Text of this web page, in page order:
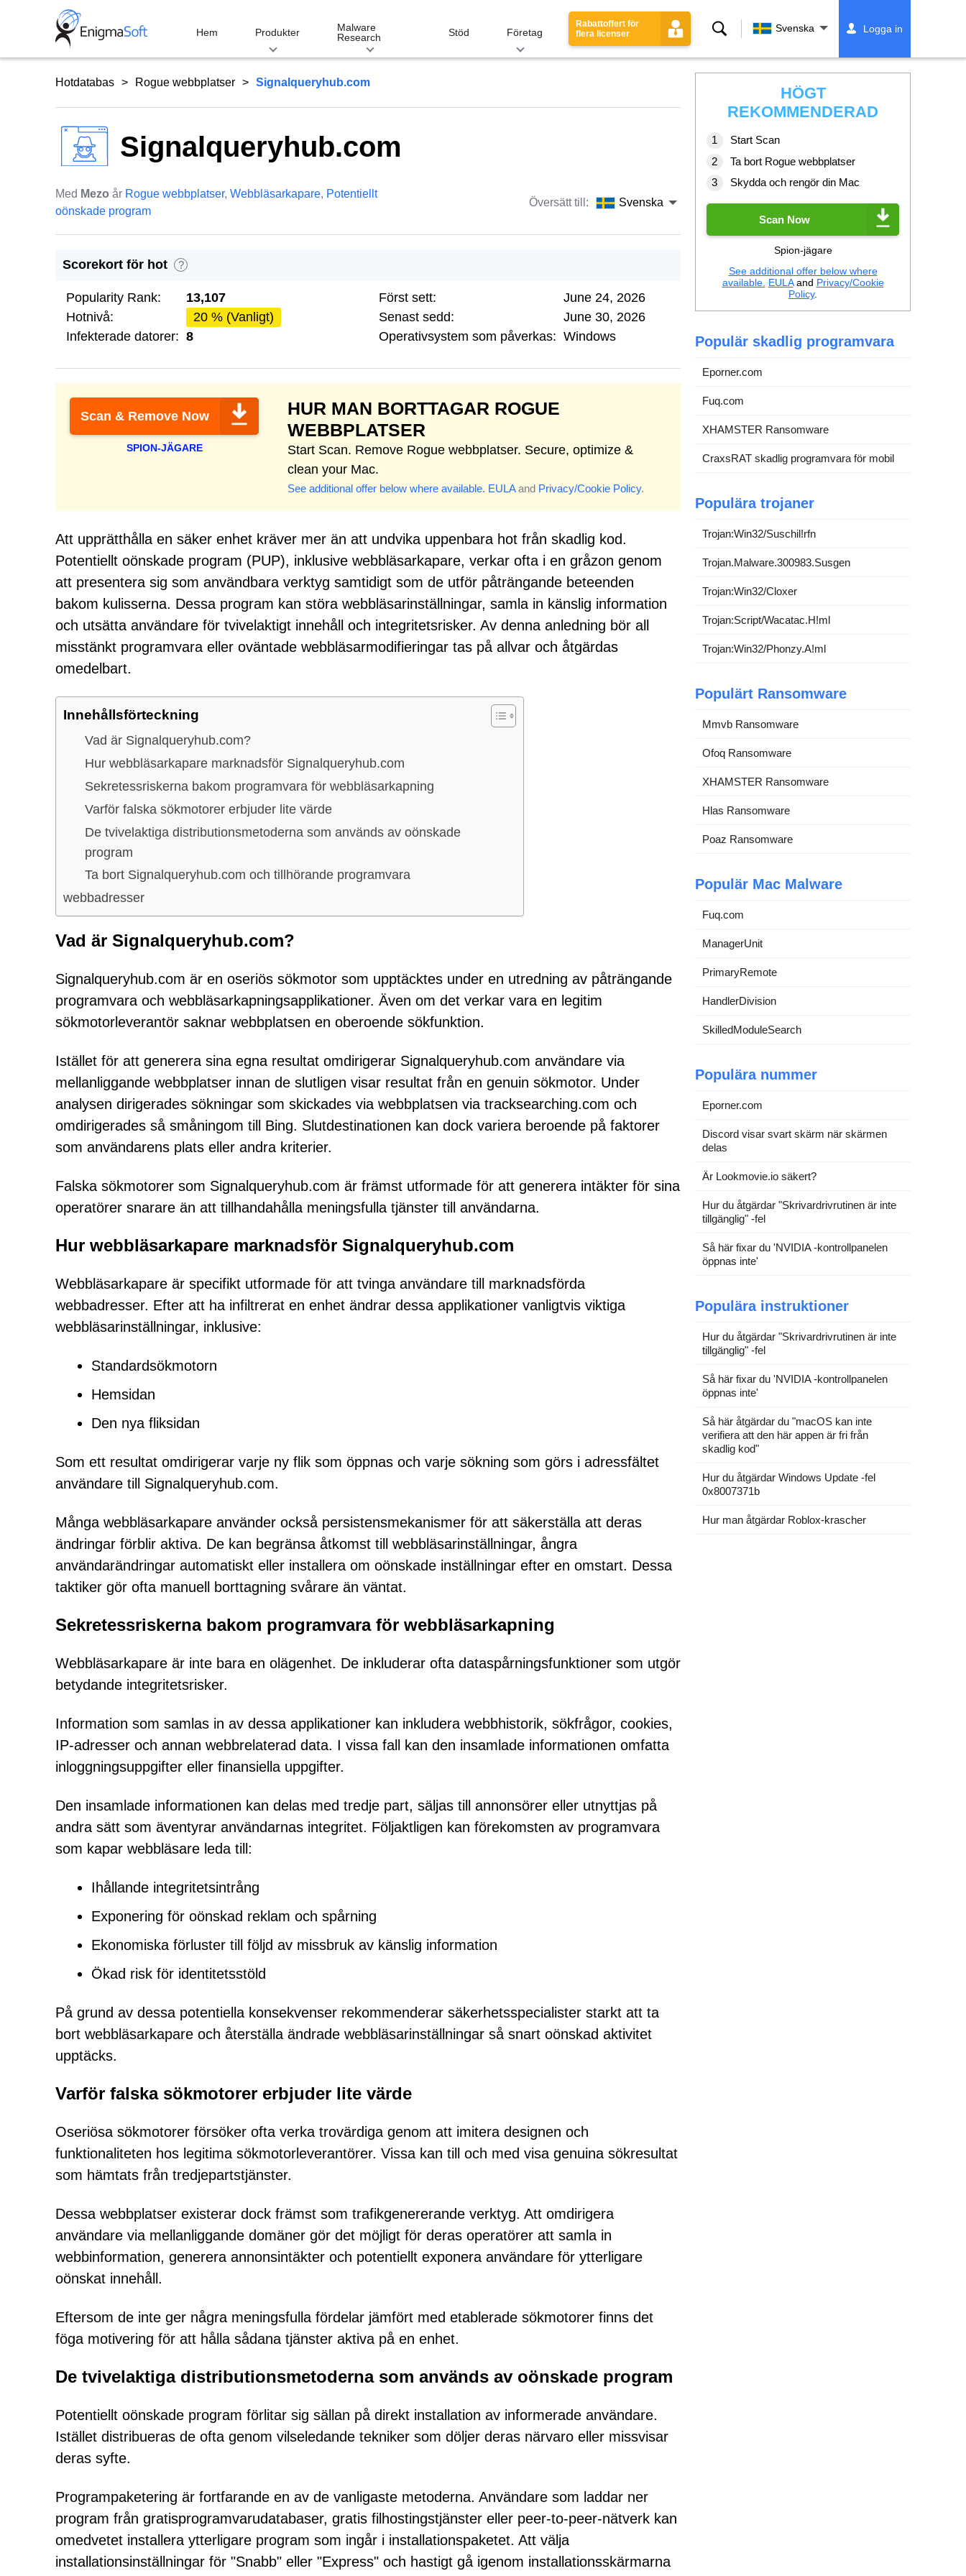
Hem Produkter
Malware
Research
Stöd Företag
Rabattoffert för
flera licenser
Sök Svenska Logga in
Hotdatabas Rogue webbplatser Signalqueryhub.com
Signalqueryhub.com
Med Mezo år Rogue webbplatser, Webbläsarkapare, Potentiellt
oönskade program
Översätt till: Svenska
Scorekort för hot ?
Popularity Rank:
13,107
Hotnivå:
20 % (Vanligt)
Infekterade datorer: 8
Först sett:
June 24, 2026
Senast sedd:
June 30, 2026
Operativsystem som påverkas: Windows
Scan & Remove Now
SPION-JÄGARE
HUR MAN BORTTAGAR ROGUE
WEBBPLATSER
Start Scan. Remove Rogue webbplatser. Secure, optimize &
clean your Mac.
See additional offer below where available. EULAand Privacy/Cookie Policy.
Att upprätthålla en säker enhet kräver mer än att undvika uppenbara hot från skadlig kod.
Potentiellt oönskade program (PUP), inklusive webbläsarkapare, verkar ofta i en gråzon genom
att presentera sig som användbara verktyg samtidigt som de utför påträngande beteenden
bakom kulisserna. Dessa program kan störa webbläsarinställningar, samla in känslig information
och utsätta användare för tvivelaktigt innehåll och integritetsrisker. Av denna anledning bör all
misstänkt programvara eller oväntade webbläsarmodifieringar tas på allvar och åtgärdas
omedelbart.
Innehållsförteckning
Vad är Signalqueryhub.com?
Hur webbläsarkapare marknadsför Signalqueryhub.com
Sekretessriskerna bakom programvara för webbläsarkapning
Varför falska sökmotorer erbjuder lite värde
De tvivelaktiga distributionsmetoderna som används av oönskade
program
Ta bort Signalqueryhub.com och tillhörande programvara
webbadresser
Vad är Signalqueryhub.com?
Signalqueryhub.com är en oseriös sökmotor som upptäcktes under en utredning av påträngande
programvara och webbläsarkapningsapplikationer. Även om det verkar vara en legitim
sökmotorleverantör saknar webbplatsen en oberoende sökfunktion.
Istället för att generera sina egna resultat omdirigerar Signalqueryhub.com användare via
mellanliggande webbplatser innan de slutligen visar resultat från en genuin sökmotor. Under
analysen dirigerades sökningar som skickades via webbplatsen via tracksearching.com och
omdirigerades så småningom till Bing. Slutdestinationen kan dock variera beroende på faktorer
som användarens plats eller andra kriterier.
Falska sökmotorer som Signalqueryhub.com är främst utformade för att generera intäkter för sina
operatörer snarare än att tillhandahålla meningsfulla tjänster till användarna.
Hur webbläsarkapare marknadsför Signalqueryhub.com
Webbläsarkapare är specifikt utformade för att tvinga användare till marknadsförda
webbadresser. Efter att ha infiltrerat en enhet ändrar dessa applikationer vanligtvis viktiga
webbläsarinställningar, inklusive:
Standardsökmotorn
Hemsidan
Den nya fliksidan
Som ett resultat omdirigerar varje ny flik som öppnas och varje sökning som görs i adressfältet
användare till Signalqueryhub.com.
Många webbläsarkapare använder också persistensmekanismer för att säkerställa att deras
ändringar förblir aktiva. De kan begränsa åtkomst till webbläsarinställningar, ångra
användarändringar automatiskt eller installera om oönskade inställningar efter en omstart. Dessa
taktiker gör ofta manuell borttagning svårare än väntat.
Sekretessriskerna bakom programvara för webbläsarkapning
Webbläsarkapare är inte bara en olägenhet. De inkluderar ofta dataspårningsfunktioner som utgör
betydande integritetsrisker.
Information som samlas in av dessa applikationer kan inkludera webbhistorik, sökfrågor, cookies,
IP-adresser och annan webbrelaterad data. I vissa fall kan den insamlade informationen omfatta
inloggningsuppgifter eller finansiella uppgifter.
Den insamlade informationen kan delas med tredje part, säljas till annonsörer eller utnyttjas på
andra sätt som äventyrar användarnas integritet. Följaktligen kan förekomsten av programvara
som kapar webbläsare leda till:
Ihållande integritetsintrång
Exponering för oönskad reklam och spårning
Ekonomiska förluster till följd av missbruk av känslig information
Ökad risk för identitetsstöld
På grund av dessa potentiella konsekvenser rekommenderar säkerhetsspecialister starkt att ta
bort webbläsarkapare och återställa ändrade webbläsarinställningar så snart oönskad aktivitet
upptäcks.
Varför falska sökmotorer erbjuder lite värde
Oseriösa sökmotorer försöker ofta verka trovärdiga genom att imitera designen och
funktionaliteten hos legitima sökmotorleverantörer. Vissa kan till och med visa genuina sökresultat
som hämtats från tredjepartstjänster.
Dessa webbplatser existerar dock främst som trafikgenererande verktyg. Att omdirigera
användare via mellanliggande domäner gör det möjligt för deras operatörer att samla in
webbinformation, generera annonsintäkter och potentiellt exponera användare för ytterligare
oönskat innehåll.
Eftersom de inte ger några meningsfulla fördelar jämfört med etablerade sökmotorer finns det
föga motivering för att hålla sådana tjänster aktiva på en enhet.
De tvivelaktiga distributionsmetoderna som används av oönskade program
Potentiellt oönskade program förlitar sig sällan på direkt installation av informerade användare.
Istället distribueras de ofta genom vilseledande tekniker som döljer deras närvaro eller missvisar
deras syfte.
Programpaketering är fortfarande en av de vanligaste metoderna. Användare som laddar ner
program från gratisprogramvarudatabaser, gratis filhostingstjänster eller peer-to-peer-nätverk kan
omedvetet installera ytterligare program som ingår i installationspaketet. Att välja
installationsinställningar för "Snabb" eller "Express" och hastigt gå igenom installationsskärmarna
HÖGT
REKOMMENDERAD
Start Scan
Ta bort Rogue webbplatser
Skydda och rengör din Mac
Scan Now
Spion-jägare
See additional offer below where
available. EULAand Privacy/Cookie
Policy.
Populär skadlig programvara
Eporner.com
Fuq.com
XHAMSTER Ransomware
CraxsRAT skadlig programvara för mobil
Populära trojaner
Trojan:Win32/Suschil!rfn
Trojan.Malware.300983.Susgen
Trojan:Win32/Cloxer
Trojan:Script/Wacatac.H!ml
Trojan:Win32/Phonzy.A!ml
Populärt Ransomware
Mmvb Ransomware
Ofoq Ransomware
XHAMSTER Ransomware
Hlas Ransomware
Poaz Ransomware
Populär Mac Malware
Fuq.com
ManagerUnit
PrimaryRemote
HandlerDivision
SkilledModuleSearch
Populära nummer
Eporner.com
Discord visar svart skärm när skärmen
delas
Är Lookmovie.io säkert?
Hur du åtgärdar "Skrivardrivrutinen är inte
tillgänglig" -fel
Så här fixar du 'NVIDIA -kontrollpanelen
öppnas inte'
Populära instruktioner
Hur du åtgärdar "Skrivardrivrutinen är inte
tillgänglig" -fel
Så här fixar du 'NVIDIA -kontrollpanelen
öppnas inte'
Så här åtgärdar du "macOS kan inte
verifiera att den här appen är fri från
skadlig kod"
Hur du åtgärdar Windows Update -fel
0x8007371b
Hur man åtgärdar Roblox-krascher